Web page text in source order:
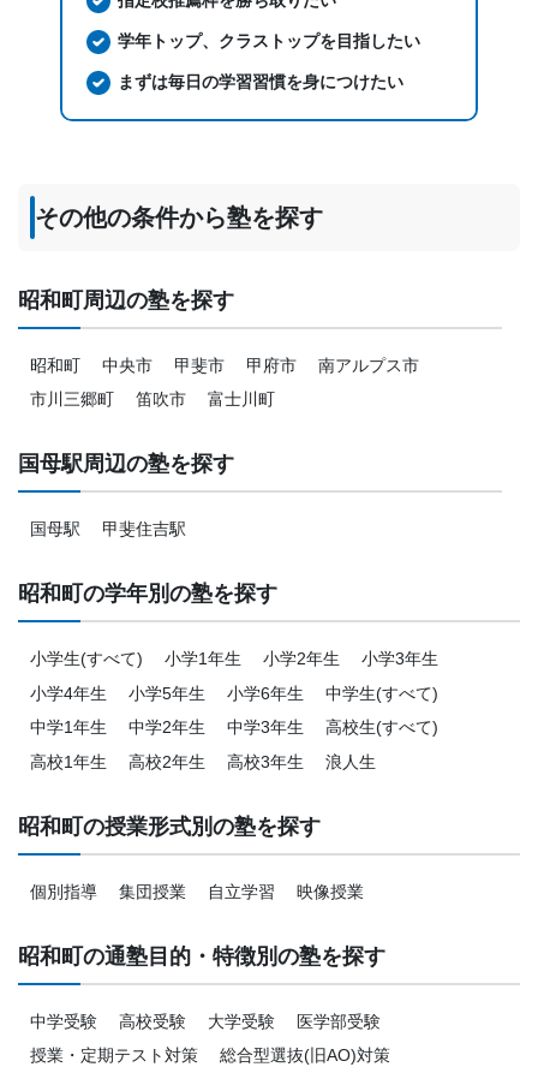
学年トップ、クラストップを目指したい
まずは毎日の学習習慣を身につけたい
その他の条件から塾を探す
昭和町周辺の塾を探す
昭和町 中央市 甲斐市 甲府市
南アルプス市
市川三郷町
笛吹市 富士川町
国母駅周辺の塾を探す
国母駅 甲斐住吉駅
昭和町の学年別の塾を探す
小学生(すべて) 小学1年生 小学2年生
小学3年生
小学4年生
小学5年生 小学6年生
中学生(すべて)
中学1年生
中学2年生 中学3年生
高校生(すべて)
高校1年生
高校2年生 高校3年生 浪人生
昭和町の授業形式別の塾を探す
個別指導 集団授業 自立学習 映像授業
昭和町の通塾目的・特徴別の塾を探す
中学受験 高校受験 大学受験
医学部受験
授業・定期テスト対策
総合型選抜(旧AO)対策